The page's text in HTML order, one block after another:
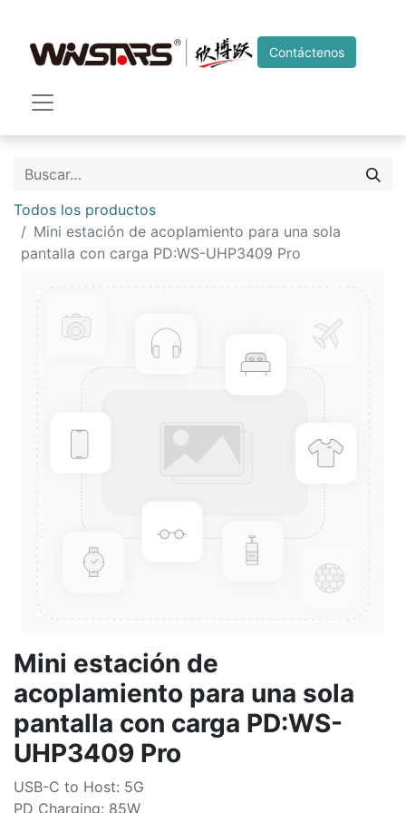
Contáctenos
Todos los productos
Mini estación de acoplamiento para una sola
pantalla con carga PD:WS-UHP3409 Pro
Mini estación de
acoplamiento para una sola
pantalla con carga PD:WS-
UHP3409 Pro
USB-C to Host: 5G
PD Charging: 85W